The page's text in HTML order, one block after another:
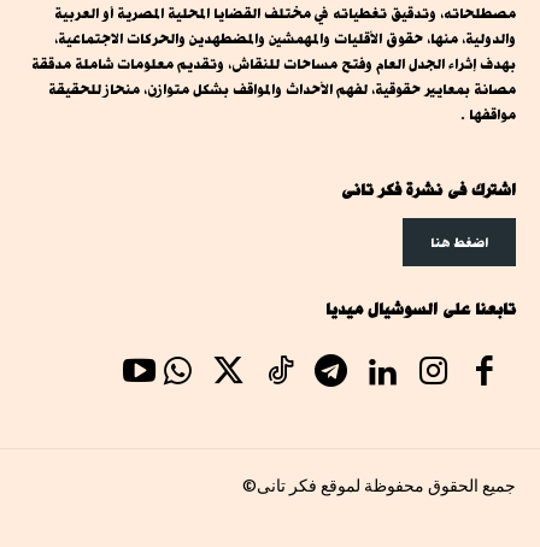
مصطلحاته، وتدقيق تغطياته في مختلف القضايا المحلية المصرية أو العربية
والدولية، منها، حقوق الأقليات والمهمشين والمضطهدين والحركات الاجتماعية،
بهدف إثراء الجدل العام وفتح مساحات للنقاش، وتقديم معلومات شاملة مدققة
مصانة بمعايير حقوقية، لفهم الأحداث والمواقف بشكل متوازن، منحاز للحقيقة
مواقفها .
اشترك فى نشرة فكر تانى
اضغط هنا
تابعنا على السوشيال ميديا
جميع الحقوق محفوظة لموقع فكر تانى©